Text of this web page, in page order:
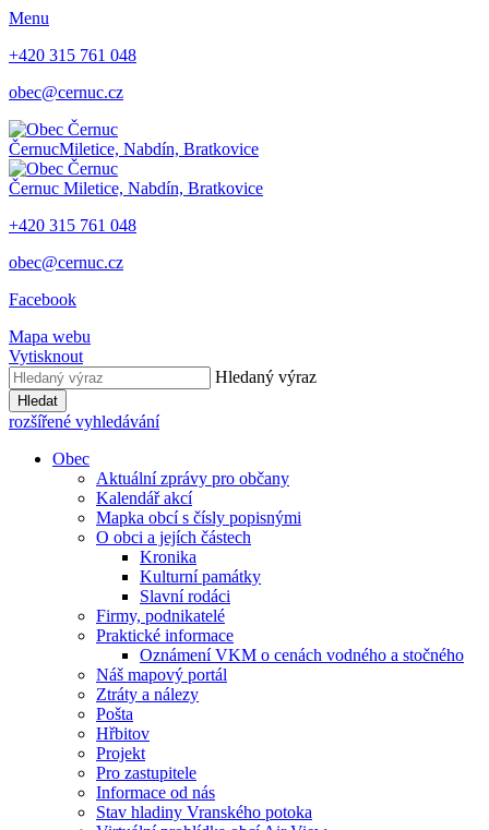
Menu
+420 315 761 048
obec@cernuc.cz
ČernucMiletice, Nabdín, Bratkovice
Černuc Miletice, Nabdín, Bratkovice
+420 315 761 048
obec@cernuc.cz
Facebook
Mapa webu
Vytisknout
Hledaný výraz
Hledat
rozšířené vyhledávání
Obec
Aktuální zprávy pro občany
Kalendář akcí
Mapka obcí s čísly popisnými
O obci a jejích částech
Kronika
Kulturní památky
Slavní rodáci
Firmy, podnikatelé
Praktické informace
Oznámení VKM o cenách vodného a stočného
Náš mapový portál
Ztráty a nálezy
Pošta
Hřbitov
Projekt
Pro zastupitele
Informace od nás
Stav hladiny Vranského potoka